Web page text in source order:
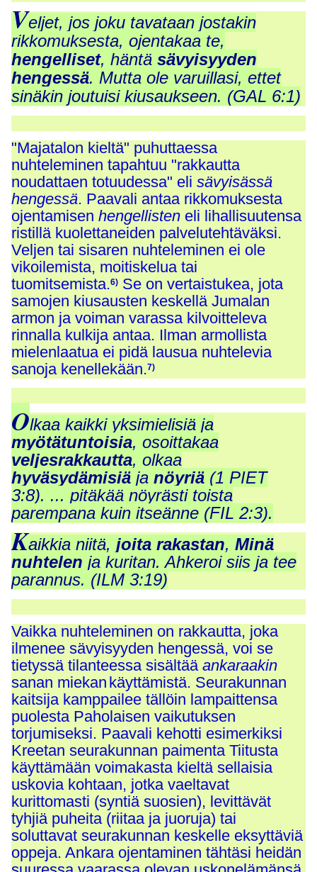
Veljet, jos joku tavataan jostakin
rikkomuksesta, ojentakaa te,
hengelliset, häntäsävyisyyden
hengessä. Mutta ole varuillasi, ettet
sinäkin joutuisi kiusaukseen. (GAL 6:1)
"Majatalon kieltä" puhuttaessa
nuhteleminen tapahtuu "rakkautta
noudattaen totuudessa" elisävyisässä
hengessä. Paavali antaa rikkomuksesta
ojentamisenhengellisten eli lihallisuutensa
ristillä kuolettaneiden palvelutehtäväksi.
Veljen tai sisaren nuhteleminen ei ole
vikoilemista, moitiskelua tai
tuomitsemista.6) Se on vertaistukea, jota
samojen kiusausten keskellä Jumalan
armon ja voiman varassa kilvoitteleva
rinnalla kulkija antaa. Ilman armollista
mielenlaatua ei pidä lausua nuhtelevia
sanoja kenellekään.7)
Olkaa kaikki yksimielisiä ja
myötätuntoisia, osoittakaa
veljesrakkautta, olkaa
hyväsydämisiä janöyriä (1 PIET
3:8). ... pitäkää nöyrästi toista
parempana kuin itseänne (FIL 2:3).
Kaikkia niitä,joita rakastan, Minä
nuhtelen ja kuritan. Ahkeroi siis ja tee
parannus. (ILM 3:19)
Vaikka nuhteleminen on rakkautta, joka
ilmenee sävyisyyden hengessä, voi se
tietyssä tilanteessa sisältääankaraakin
sanan miekan käyttämistä. Seurakunnan
kaitsija kamppailee tällöin lampaittensa
puolesta Paholaisen vaikutuksen
torjumiseksi. Paavali kehotti esimerkiksi
Kreetan seurakunnan paimenta Tiitusta
käyttämään voimakasta kieltä sellaisia
uskovia kohtaan, jotka vaeltavat
kurittomasti (syntiä suosien), levittävät
tyhjiä puheita (riitaa ja juoruja) tai
soluttavat seurakunnan keskelle eksyttäviä
oppeja. Ankara ojentaminen tähtäsi heidän